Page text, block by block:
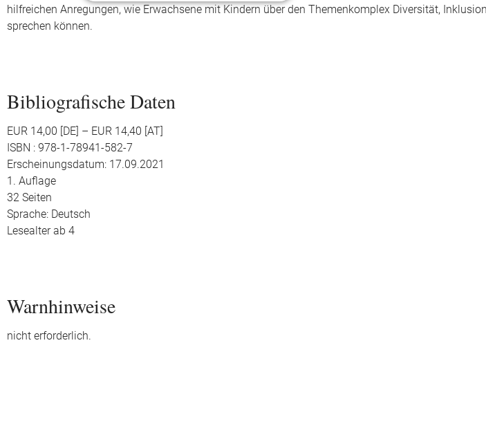
hilfreichen Anregungen, wie Erwachsene mit Kindern über den Themenkomplex Diversität,
sprechen können.
Bibliografische Daten
EUR 14,00 [DE] – EUR 14,40 [AT]
ISBN : 978-1-78941-582-7
Erscheinungsdatum: 17.09.2021
1. Auflage
32 Seiten
Sprache: Deutsch
Lesealter ab 4
Warnhinweise
nicht erforderlich.